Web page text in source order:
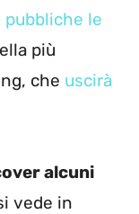
pubbliche le
più
che uscirà
alcuni
vede in